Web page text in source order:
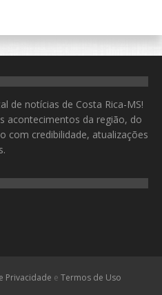
de notícias de Costa Rica-MS!
acontecimentos da região, do
com credibilidade, atualizações
Privacidade e Termos de Uso